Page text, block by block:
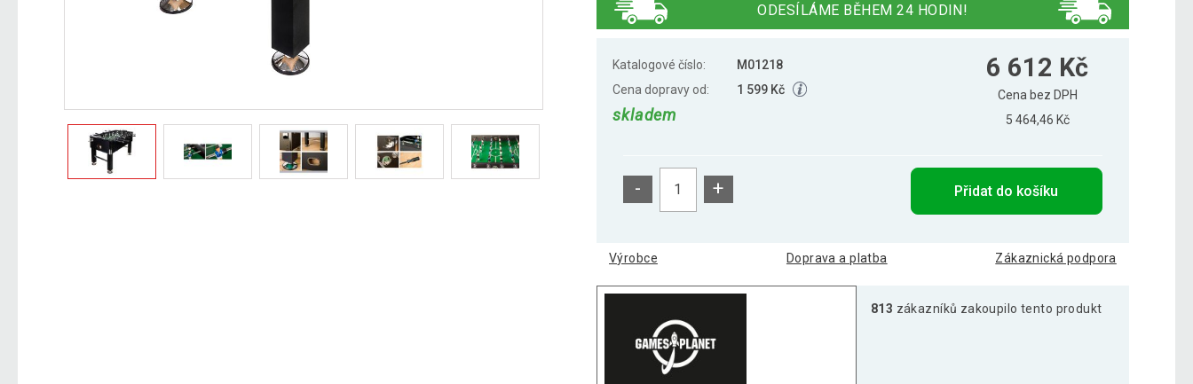
GamesPlanet Profi fotbálek Leeds, 140x73x87 cm, tm.motiv 6 902 Kč
GamesPlanet® Profi fotbálek Leeds, 140 x 73 x 87 cm, hnědý 6 703 Kč
GamesPlanet® Profi fotbálek Leeds, 140 x 73 x 87 cm, světlý
ODESÍLÁME BĚHEM 24 HODIN!
Katalogové číslo:
M01218
Cena dopravy od:
1 599 Kč
skladem
6 612 Kč
Cena bez DPH
5 464,46 Kč
- + Přidat do košíku
Výrobce Doprava a platba Zákaznická podpora
813 zákazníků zakoupilo tento produkt